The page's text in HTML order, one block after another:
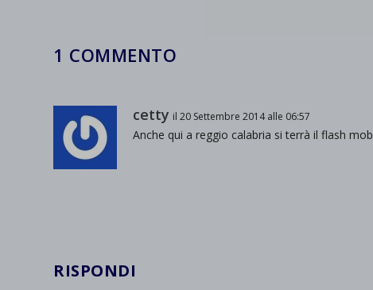
1 COMMENTO
cetty il 20 Settembre 2014 alle 06:57
Anche qui a reggio calabria si terrà il flash mob
RISPONDI